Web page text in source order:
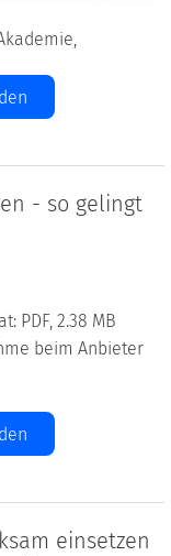
- so gelingt
PDF, 2.38 MB
beim Anbieter
einsetzen